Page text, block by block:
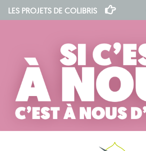
LES PROJETS DE COLIBRIS